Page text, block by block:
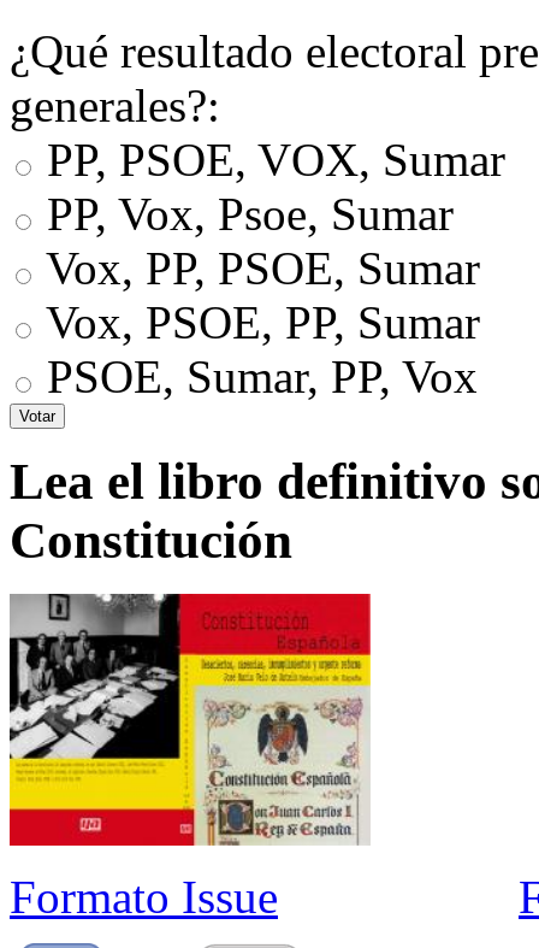
¿Qué resultado electoral
generales?:
PP, PSOE, VOX, Sumar
PP, Vox, Psoe, Sumar
Vox, PP, PSOE, Sumar
Vox, PSOE, PP, Sumar
PSOE, Sumar, PP, Vox
Lea el libro definitivo
Constitución
Formato Issue